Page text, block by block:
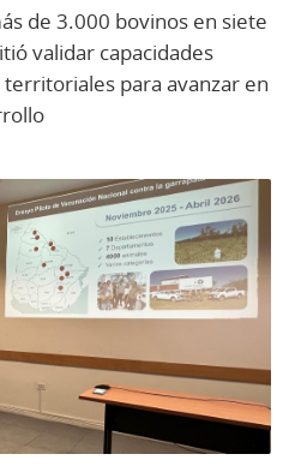
de 3.000 bovinos en siete
validar capacidades
para avanzar en